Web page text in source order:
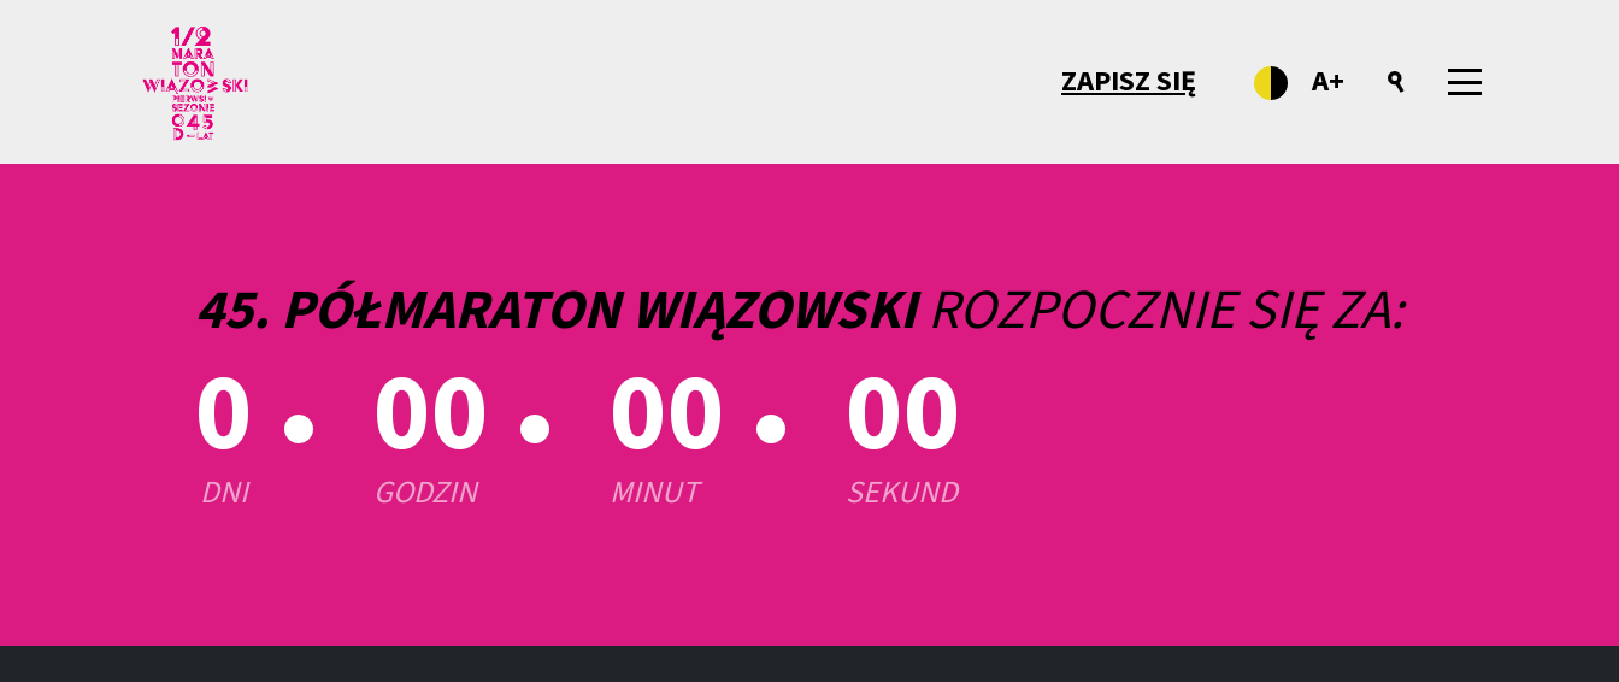
ZAPISZ SIĘ A+
45. PÓŁMARATON WIĄZOWSKIROZPOCZNIE SIĘ ZA:
0
DNI
00
GODZIN
00
MINUT
00
SEKUND